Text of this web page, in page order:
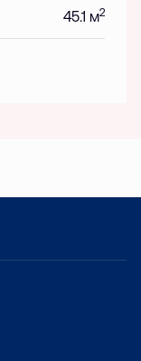
45.1 м2